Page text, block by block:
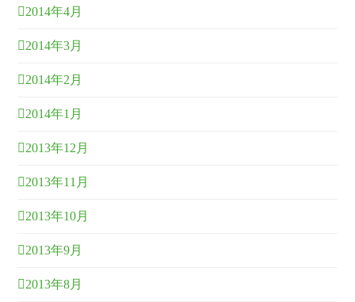
2014年4月
2014年3月
2014年2月
2014年1月
2013年12月
2013年11月
2013年10月
2013年9月
2013年8月